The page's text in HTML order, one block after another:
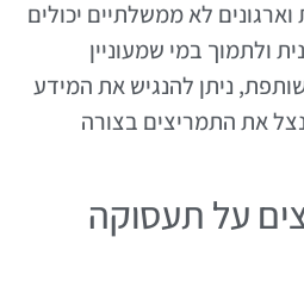
לא ממשלתיים יכולים
ולתמוך במי שמעוניין
ניתן להנגיש את המידע
את התמריצים בצורה
על תעסוקה